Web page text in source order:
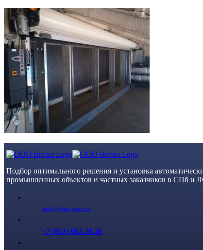
Skip
content
Подбор оптимального решения и установка
промышленных объектов и частных заказчиков в СПб и
info@vitalgates.ru
+7 (812) 602-20-26